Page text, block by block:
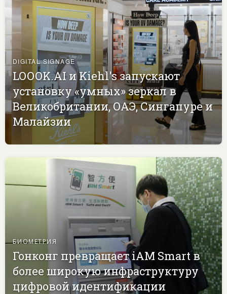
DIGITAL SIGNAGE
LOOOK.AI и Kiehl's запускают
установку «умных» зеркал в
Великобритании, ОАЭ, Сингапуре и
Малайзии
БИОМЕТРИЯ
Гонконг превращает iAM Smart в
более широкую инфраструктуру
цифровой идентификации